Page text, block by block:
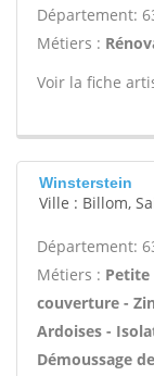
Département:
Métiers :
Voir la fiche
Winsterstein
Ville : Billom,
Département:
Métiers : Petite
couverture -
Ardoises -
Démoussage